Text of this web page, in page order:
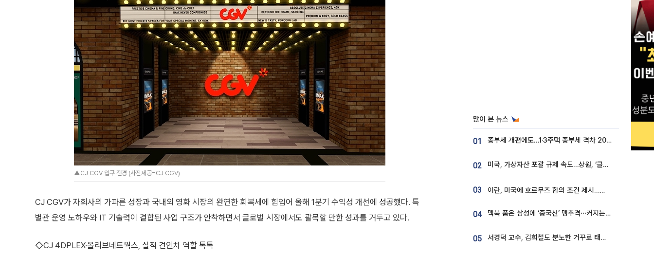
▲CJ CGV 입구 전경 (사진제공=CJ CGV)
CJ CGV가 자회사의 가파른 성장과 국내외 영화 시장의 완연한 회복세에 힘입어 올해 1분기 수익성 개선에 성공했다. 특
별관 운영 노하우와 IT 기술력이 결합된 사업 구조가 안착하면서 글로벌 시장에서도 괄목할 만한 성과를 거두고 있다.
◇CJ 4DPLEX·올리브네트웍스, 실적 견인차 역할 톡톡
많이 본 뉴스
01 종부세 개편에도…1·3주택 종부세 격차 2028년부터 확대
02 미국, 가상자산 포괄 규제 속도…상원, ‘클래리티법’ 9월 절차투표 추진
03 이란, 미국에 호르무즈 합의 조건 제시…美 “경기 아직 안 끝나” [종합]
04 맥북 품은 삼성에 ‘중국산’ 맹추격⋯커지는 노트북 OLED 시장
05 서경덕 교수, 김희철도 분노한 거꾸로 태극기⋯"엉터리는 아냐, 아쉬울 뿐"